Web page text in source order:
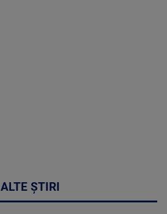
ALTE ȘTIRI